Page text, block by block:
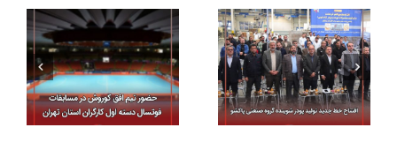
خط جدید تولید پودر
شوینده گروه صنعتی
پاکشو افتتاح شد
حضور تیم گروه
سرمایه‌گذاری دارویی
گلرنگ در مسابقات
فوتسال جام صنعت دارو